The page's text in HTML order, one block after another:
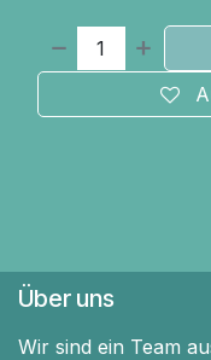
Über uns
Wir sind ein Team